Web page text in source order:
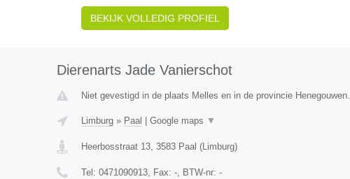
BEKIJK VOLLEDIG PROFIEL
Dierenarts Jade Vanierschot
Niet gevestigd in de plaats Melles en in de provincie Henegouwen.
Limburg» Paal Google maps ▼
Heerbosstraat 13, 3583 Paal (Limburg)
Tel: 0471090913, Fax: -, BTW-nr: -